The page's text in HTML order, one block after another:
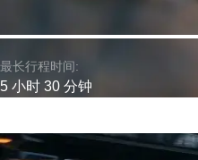
最长行程时间:
5 小时 30 分钟